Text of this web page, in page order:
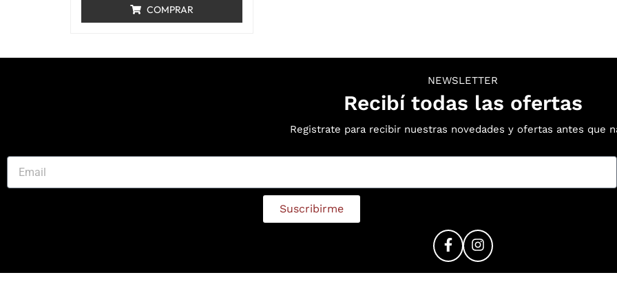
COMPRAR
NEWSLETTER
Recibí todas las ofertas
Registrate para recibir nuestras novedades y ofertas antes que
Suscribirme